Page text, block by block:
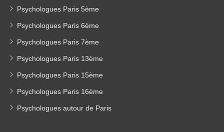
Psychologues Paris 5ème
Psychologues Paris 6ème
Psychologues Paris 7ème
Psychologues Paris 13ème
Psychologues Paris 15ème
Psychologues Paris 16ème
Psychologues autour de Paris